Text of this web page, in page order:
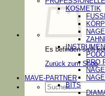
Es befinden sich
Zurück zum Shop
MAVE-PARTNER
Suchen
nach:
KOSMETIK
PRO
BITS